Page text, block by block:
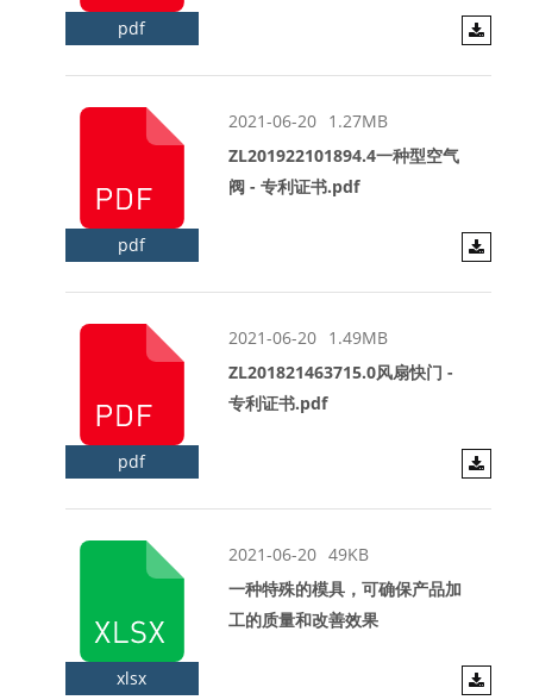
pdf
pdf
2021-06-20 1.27MB
ZL201922101894.4一种型空气
阀 - 专利证书.pdf
pdf
2021-06-20 1.49MB
ZL201821463715.0风扇快门 -
专利证书.pdf
xlsx
2021-06-20 49KB
一种特殊的模具，可确保产品加
工的质量和改善效果